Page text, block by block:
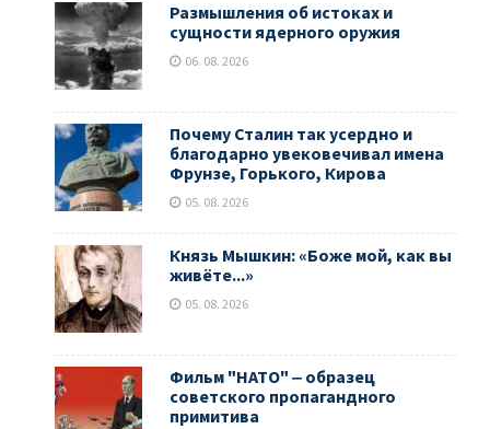
Размышления об истоках и
сущности ядерного оружия
06. 08. 2026
Почему Сталин так усердно и
благодарно увековечивал имена
Фрунзе, Горького, Кирова
05. 08. 2026
Князь Мышкин: «Боже мой, как вы
живёте...»
05. 08. 2026
Фильм "НАТО" ‒ образец
советского пропагандного
примитива